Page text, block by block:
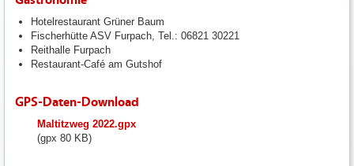
Hotelrestaurant Grüner Baum
Fischerhütte ASV Furpach, Tel.: 06821 30221
Reithalle Furpach
Restaurant-Café am Gutshof
GPS-Daten-Download
fileadmin/user_upload/neunkirchen/10_Dateien-
Hochladen/102_Dateien-
Maltitzweg 2022.gpx
(gpx 80 KB)